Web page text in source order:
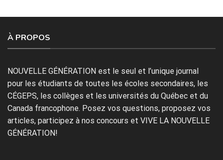
À PROPOS
NOUVELLE GÉNÉRATION est le seul et l’unique journal
pour les étudiants de toutes les écoles secondaires, les
CÉGEPS, les collèges et les universités du Québec et du
Canada francophone. Posez vos questions, proposez vos
articles, participez à nos concours et VIVE LA NOUVELLE
GÉNÉRATION!